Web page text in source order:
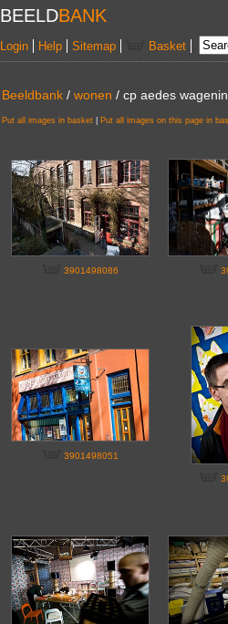
BEELDBANK
Login Help Sitemap Basket
Beeldbank / wonen / cp aedes
Put all images in basket Put all images on this page in
3901498086
3901498051